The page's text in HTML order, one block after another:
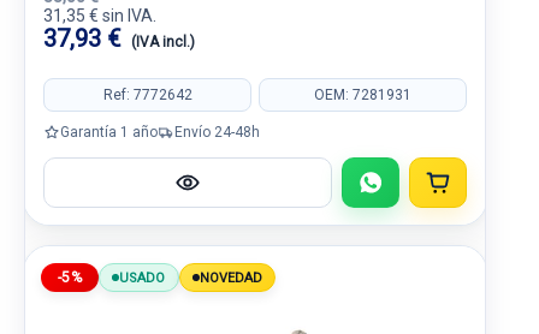
31,35 € sin IVA.
37,93 € (IVA incl.)
Ref: 7772642 OEM: 7281931
Garantía 1 año Envío 24-48h
-5% USADO NOVEDAD